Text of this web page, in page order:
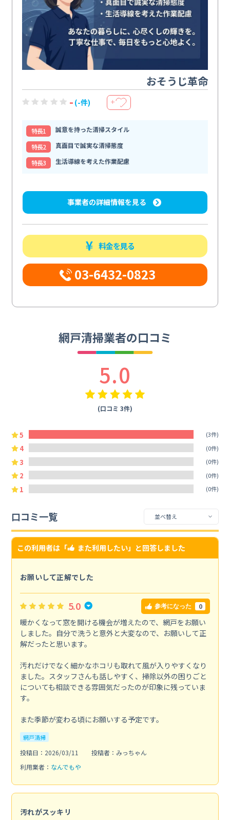
おそうじ革命
- (-件) ＋
特⻑1
誠意を持った清掃スタイル
特⻑2
真面目で誠実な清掃態度
特⻑3
生活導線を考えた作業配慮
事業者の詳細情報を見る
料金を見る
03-6432-0823
網戸清掃業者の口コミ
5.0
(口コミ 3件)
5 (3件)
4 (0件)
3 (0件)
2 (0件)
1 (0件)
口コミ一覧
この利用者は「 また利用したい」と回答しました
お願いして正解でした
5.0 参考になった 0
暖かくなって窓を開ける機会が増えたので、網戸をお願い
しました。自分で洗うと意外と大変なので、お願いして正
解だったと思います。
汚れだけでなく細かなホコリも取れて風が入りやすくなり
ました。スタッフさんも話しやすく、掃除以外の困りごと
についても相談できる雰囲気だったのが印象に残っていま
す。
また季節が変わる頃にお願いする予定です。
網戸清掃
投稿日：2026/03/11
投稿者：みっちゃん
利用業者： なんでもや
汚れがスッキリ